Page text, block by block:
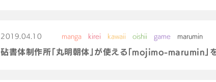
2019.04.10 manga kirei kawaii oishii game marumin
砧書体制作所「丸明朝体」が使える「mojimo-marumin」